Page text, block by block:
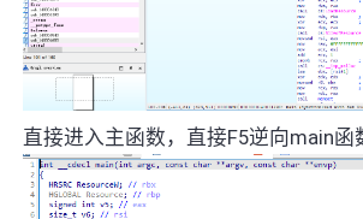
直接进入主函数，直接F5逆向main函